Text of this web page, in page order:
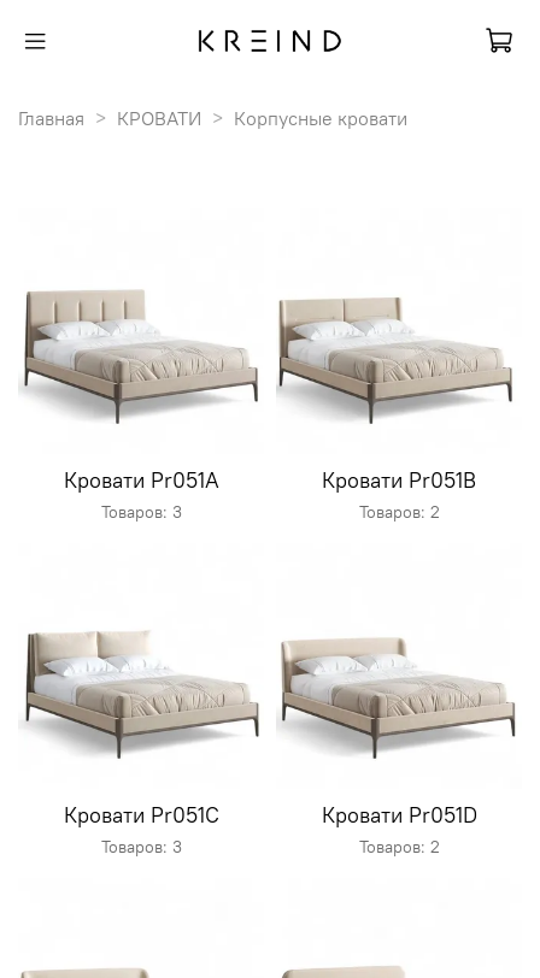
Главная КРОВАТИ Корпусные кровати
Кровати Pr051A
Товаров: 3
Кровати Pr051B
Товаров: 2
Кровати Pr051C
Товаров: 3
Кровати Pr051D
Товаров: 2